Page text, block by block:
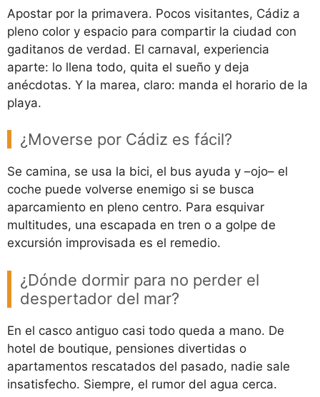
Apostar por la primavera. Pocos visitantes, Cádiz a
pleno color y espacio para compartir la ciudad con
gaditanos de verdad. El carnaval, experiencia
aparte: lo llena todo, quita el sueño y deja
anécdotas. Y la marea, claro: manda el horario de la
playa.
¿Moverse por Cádiz es fácil?
Se camina, se usa la bici, el bus ayuda y –ojo– el
coche puede volverse enemigo si se busca
aparcamiento en pleno centro. Para esquivar
multitudes, una escapada en tren o a golpe de
excursión improvisada es el remedio.
¿Dónde dormir para no perder el
despertador del mar?
En el casco antiguo casi todo queda a mano. De
hotel de boutique, pensiones divertidas o
apartamentos rescatados del pasado, nadie sale
insatisfecho. Siempre, el rumor del agua cerca.